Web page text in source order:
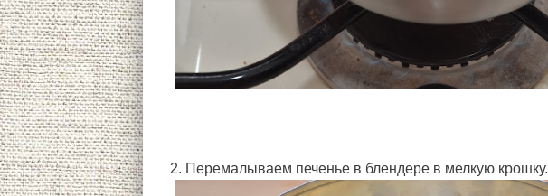
2. Перемалываем печенье в блендере в мелкую крошку.